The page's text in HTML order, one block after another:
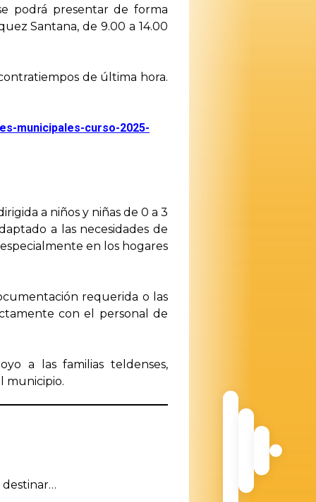
podrá presentar de forma
Santana, de 9.00 a 14.00
de última hora.
municipales-curso-2025-
a niños y niñas de 0 a 3
a las necesidades de
en los hogares
requerida o las
con el personal de
a las familias teldenses,
municipio.
destinar…